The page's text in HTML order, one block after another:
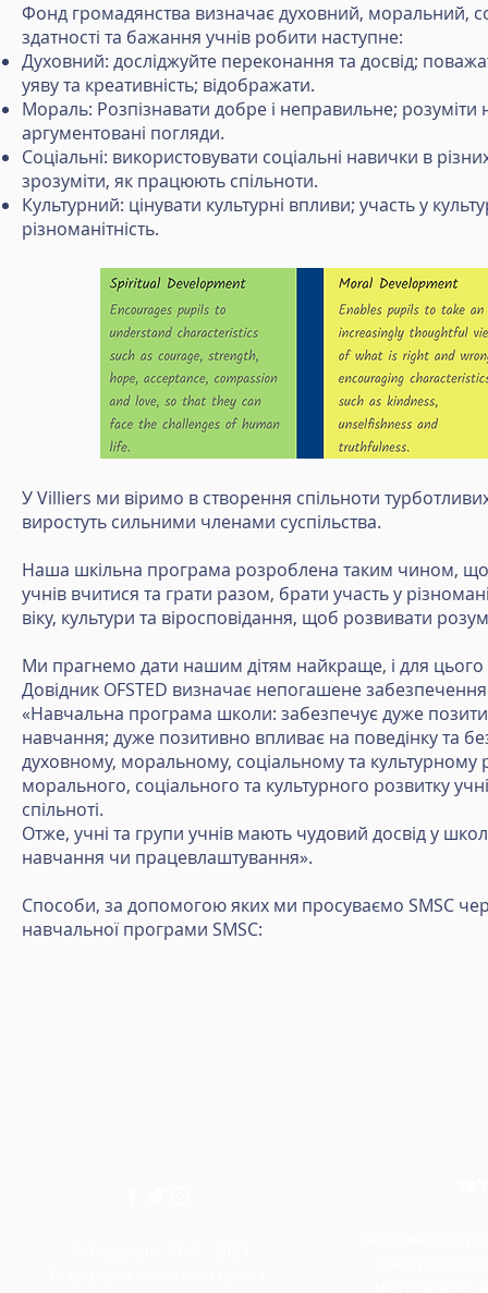
Фонд громадянства визначає духовний, моральний,
здатності та бажання учнів робити наступне:
Духовний: досліджуйте переконання та досвід;
уяву та креативність; відображати.
Мораль: Розпізнавати добре і неправильне;
аргументовані погляди.
Соціальні: використовувати соціальні навички в
зрозуміти, як працюють спільноти.
Культурний: цінувати культурні впливи; участь у
різноманітність.
У Villiers ми віримо в створення спільноти
виростуть сильними членами суспільства.
Наша шкільна програма розроблена таким чином,
учнів вчитися та грати разом, брати участь у
віку, культури та віросповідання, щоб розвивати
Ми прагнемо дати нашим дітям найкраще, і для
Довідник OFSTED визначає непогашене
«Навчальна програма школи: забезпечує дуже
навчання; дуже позитивно впливає на поведінку та
духовному, моральному, соціальному та
морального, соціального та культурного розвитку
спільноті.
Отже, учні та групи учнів мають чудовий досвід у
навчання чи працевлаштування».
Способи, за допомогою яких ми просуваємо SMSC
навчальної програми SMSC: